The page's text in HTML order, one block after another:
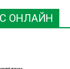
ОНЛАЙН